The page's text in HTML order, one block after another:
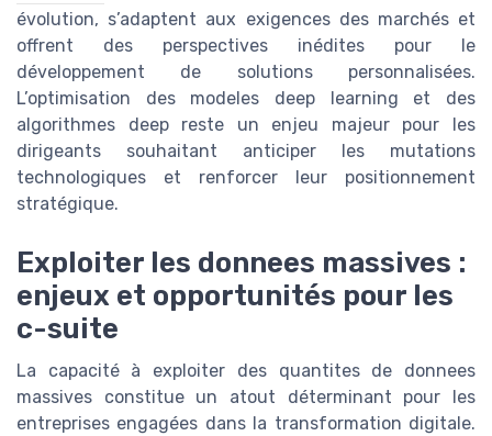
évolution, s’adaptent aux exigences des marchés et
offrent des perspectives inédites pour le
développement de solutions personnalisées.
L’optimisation des modeles deep learning et des
algorithmes deep reste un enjeu majeur pour les
dirigeants souhaitant anticiper les mutations
technologiques et renforcer leur positionnement
stratégique.
Exploiter les donnees massives :
enjeux et opportunités pour les
c-suite
La capacité à exploiter des quantites de donnees
massives constitue un atout déterminant pour les
entreprises engagées dans la transformation digitale.